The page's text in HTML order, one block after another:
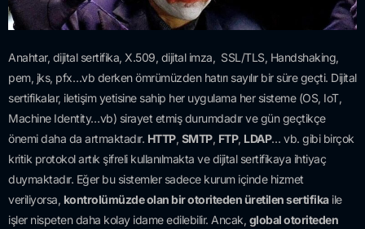
Anahtar, dijital sertifika, X.509, dijital imza, SSL/TLS, Handshaking,
pem, jks, pfx…vb derken ömrümüzden hatırı sayılır bir süre geçti. Dijital
sertifikalar, iletişim yetisine sahip her uygulama her sisteme (OS, IoT,
Machine Identity…vb) sirayet etmiş durumdadır ve gün geçtikçe
önemi daha da artmaktadır. HTTP, SMTP, FTP, LDAP… vb. gibi birçok
kritik protokol artık şifreli kullanılmakta ve dijital sertifikaya ihtiyaç
duymaktadır. Eğer bu sistemler sadece kurum içinde hizmet
veriliyorsa, kontrolümüzde olan bir otoriteden üretilen sertifikaile
işler nispeten daha kolay idame edilebilir. Ancak, global otoriteden